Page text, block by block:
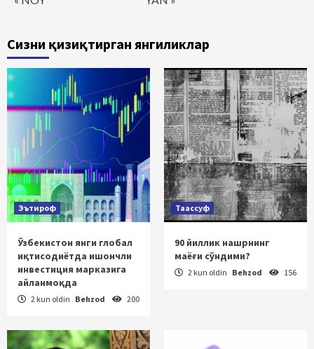
Сизни қизиқтирган янгиликлар
Эътироф
Ўзбекистон янги глобал
иқтисодиётда ишончли
инвестиция марказига
айланмоқда
2 kun oldin Behzod 200
Таассуф
90 йиллик нашрнинг
маёғи сўндими?
2 kun oldin Behzod 156